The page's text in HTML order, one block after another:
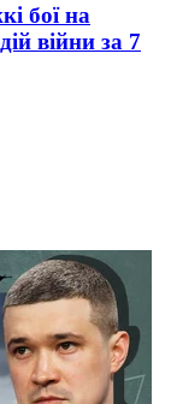
бої на
війни за 7